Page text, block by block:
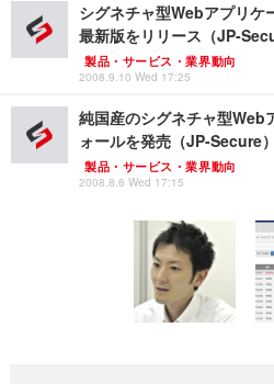
シグネチャ型Webアプリケ
最新版をリリース（JP-
製品・サービス・業界動向
2008.9.10 Wed 17:25
純国産のシグネチャ型Web
ォールを発売（JP-Secure）
製品・サービス・業界動向
2008.8.6 Wed 17:15